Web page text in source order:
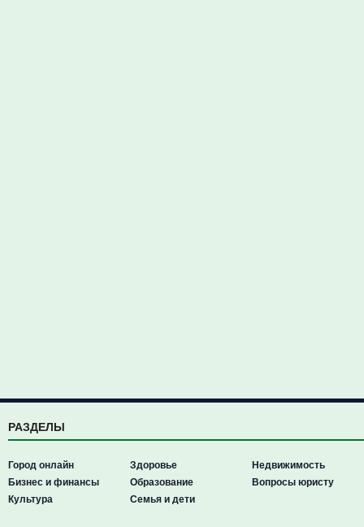
РАЗДЕЛЫ
Город онлайн
Бизнес и финансы
Культура
Здоровье
Образование
Семья и дети
Недвижимость
Вопросы юристу